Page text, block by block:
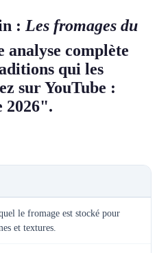
: Les fromages du
analyse complète
qui les
sur YouTube :
2026".
le fromage est stocké pour
et textures.